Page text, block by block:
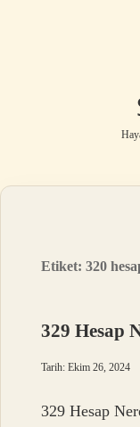
Etiket:320
329 Hesap
Tarih: Ekim 26, 2024
329 Hesap